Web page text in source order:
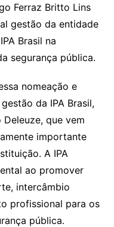
Ferraz Britto Lins
gestão da entidade
Brasil na
segurança pública.
nomeação e
da IPA Brasil,
que vem
importante
A IPA
ao promover
intercâmbio
profissional para os
pública.